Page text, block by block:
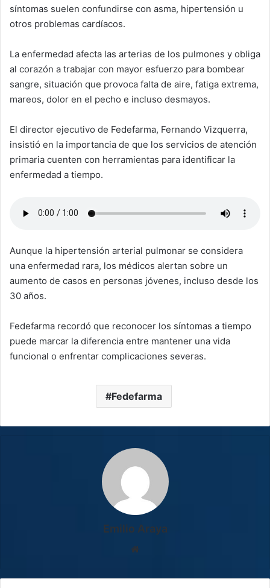
síntomas suelen confundirse con asma, hipertensión u
otros problemas cardíacos.
La enfermedad afecta las arterias de los pulmones y obliga
al corazón a trabajar con mayor esfuerzo para bombear
sangre, situación que provoca falta de aire, fatiga extrema,
mareos, dolor en el pecho e incluso desmayos.
El director ejecutivo de Fedefarma, Fernando Vizquerra,
insistió en la importancia de que los servicios de atención
primaria cuenten con herramientas para identificar la
enfermedad a tiempo.
Aunque la hipertensión arterial pulmonar se considera
una enfermedad rara, los médicos alertan sobre un
aumento de casos en personas jóvenes, incluso desde los
30 años.
Fedefarma recordó que reconocer los síntomas a tiempo
puede marcar la diferencia entre mantener una vida
funcional o enfrentar complicaciones severas.
Fedefarma
Emilio Araya